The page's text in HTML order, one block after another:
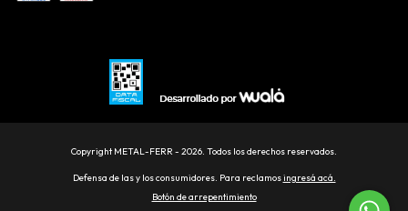
Copyright METAL-FERR - 2026. Todos los derechos reservados.
Defensa de las y los consumidores. Para reclamosingresá acá.
Botón de arrepentimiento